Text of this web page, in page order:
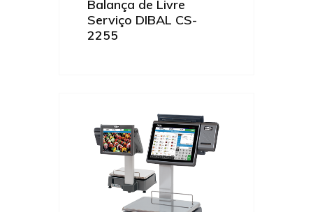
Balança de Livre
Serviço DIBAL CS-
2255